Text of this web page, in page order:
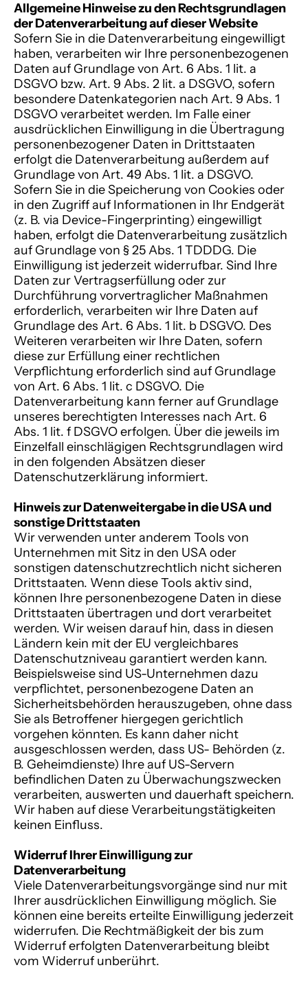
Allgemeine Hinweise zu den Rechtsgrundlagen
der Datenverarbeitung auf dieser Website
Sofern Sie in die Datenverarbeitung eingewilligt
haben, verarbeiten wir Ihre personenbezogenen
Daten auf Grundlage von Art. 6 Abs. 1 lit. a
DSGVO bzw. Art. 9 Abs. 2 lit. a DSGVO, sofern
besondere Datenkategorien nach Art. 9 Abs. 1
DSGVO verarbeitet werden. Im Falle einer
ausdrücklichen Einwilligung in die Übertragung
personenbezogener Daten in Drittstaaten
erfolgt die Datenverarbeitung außerdem auf
Grundlage von Art. 49 Abs. 1 lit. a DSGVO.
Sofern Sie in die Speicherung von Cookies oder
in den Zugriff auf Informationen in Ihr Endgerät
(z. B. via Device-Fingerprinting) eingewilligt
haben, erfolgt die Datenverarbeitung zusätzlich
auf Grundlage von § 25 Abs. 1 TDDDG. Die
Einwilligung ist jederzeit widerrufbar. Sind Ihre
Daten zur Vertragserfüllung oder zur
Durchführung vorvertraglicher Maßnahmen
erforderlich, verarbeiten wir Ihre Daten auf
Grundlage des Art. 6 Abs. 1 lit. b DSGVO. Des
Weiteren verarbeiten wir Ihre Daten, sofern
diese zur Erfüllung einer rechtlichen
Verpflichtung erforderlich sind auf Grundlage
von Art. 6 Abs. 1 lit. c DSGVO. Die
Datenverarbeitung kann ferner auf Grundlage
unseres berechtigten Interesses nach Art. 6
Abs. 1 lit. f DSGVO erfolgen. Über die jeweils im
Einzelfall einschlägigen Rechtsgrundlagen wird
in den folgenden Absätzen dieser
Datenschutzerklärung informiert.
Hinweis zur Datenweitergabe in die USA und
sonstige Drittstaaten
Wir verwenden unter anderem Tools von
Unternehmen mit Sitz in den USA oder
sonstigen datenschutzrechtlich nicht sicheren
Drittstaaten. Wenn diese Tools aktiv sind,
können Ihre personenbezogene Daten in diese
Drittstaaten übertragen und dort verarbeitet
werden. Wir weisen darauf hin, dass in diesen
Ländern kein mit der EU vergleichbares
Datenschutzniveau garantiert werden kann.
Beispielsweise sind US-Unternehmen dazu
verpflichtet, personenbezogene Daten an
Sicherheitsbehörden herauszugeben, ohne dass
Sie als Betroffener hiergegen gerichtlich
vorgehen könnten. Es kann daher nicht
ausgeschlossen werden, dass US- Behörden (z.
B. Geheimdienste) Ihre auf US-Servern
befindlichen Daten zu Überwachungszwecken
verarbeiten, auswerten und dauerhaft speichern.
Wir haben auf diese Verarbeitungstätigkeiten
keinen Einfluss.
Widerruf Ihrer Einwilligung zur
Datenverarbeitung
Viele Datenverarbeitungsvorgänge sind nur mit
Ihrer ausdrücklichen Einwilligung möglich. Sie
können eine bereits erteilte Einwilligung jederzeit
widerrufen. Die Rechtmäßigkeit der bis zum
Widerruf erfolgten Datenverarbeitung bleibt
vom Widerruf unberührt.